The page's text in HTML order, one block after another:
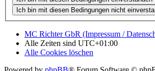
MC Richter GbR (Impressum /
Alle Zeiten sind UTC+01:00
Alle Cookies löschen